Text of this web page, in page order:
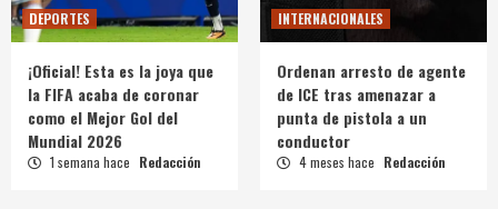
DEPORTES
¡Oficial! Esta es la joya que
la FIFA acaba de coronar
como el Mejor Gol del
Mundial 2026
1 semana hace Redacción
INTERNACIONALES
Ordenan arresto de agente
de ICE tras amenazar a
punta de pistola a un
conductor
4 meses hace Redacción